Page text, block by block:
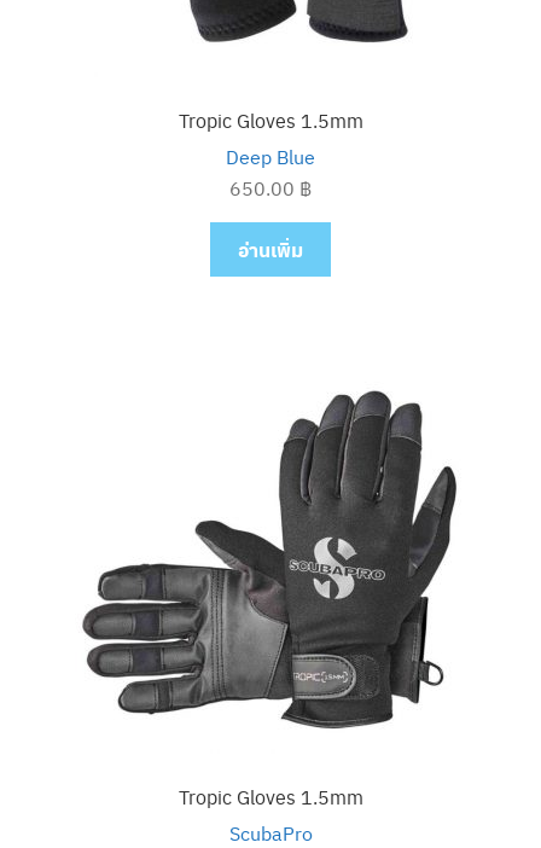
Tropic Gloves 1.5mm
Deep Blue
650.00 ฿
อ่านเพิ่ม
Tropic Gloves 1.5mm
ScubaPro